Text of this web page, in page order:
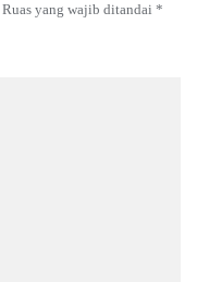
Ruas yang wajib ditandai *